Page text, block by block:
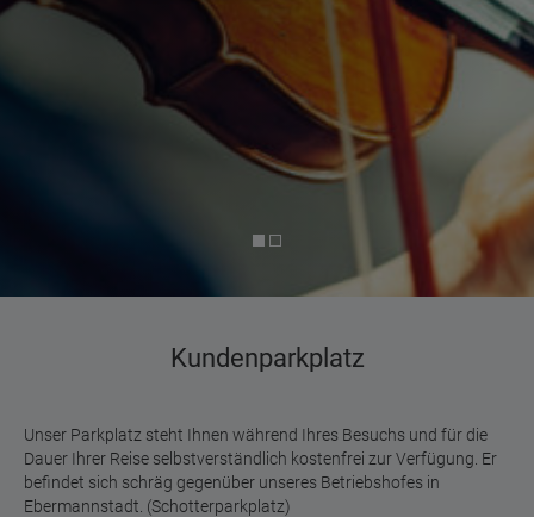
Kundenparkplatz
Unser Parkplatz steht Ihnen während Ihres Besuchs und für die
Dauer Ihrer Reise selbstverständlich kostenfrei zur Verfügung. Er
befindet sich schräg gegenüber unseres Betriebshofes in
Ebermannstadt. (Schotterparkplatz)